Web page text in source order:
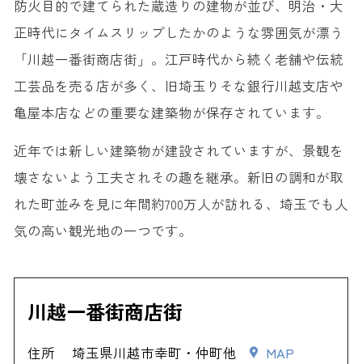
防火目的で建てられた蔵造りの建物が並び、明治・大
正時代にタイムスリップしたかのような雰囲気が漂う
「川越一番街商店街」。江戸時代から続く老舗や伝統
工芸品を売る店が多く、旧埼玉りそな銀行川越支店や
亀屋本店などの重要な建築物が保存されています。
近年では新しい建築物が建設されていますが、景観を
壊さないよう工夫されその趣を継承。新旧の調和が取
れた町並みを見に年間約700万人が訪れる、埼玉でも人
気の高い観光地の一つです。
川越一番街商店街
住所 埼玉県川越市幸町・仲町他
MAP